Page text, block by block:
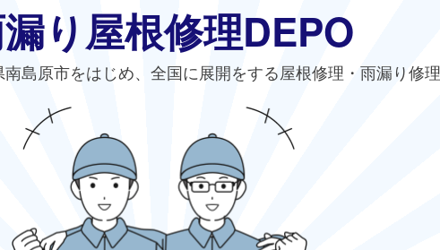
り屋根修理DEPO
島原市をはじめ、全国に展開をする屋根修理・雨漏り修理